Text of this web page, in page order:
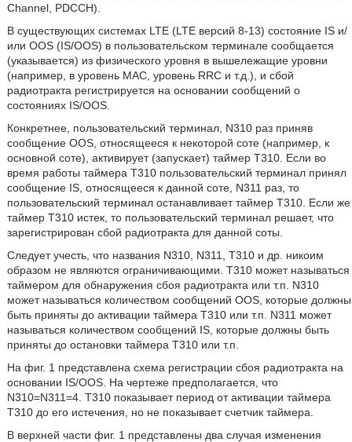
Channel, PDCCH).
В существующих системах LTE (LTE версий 8-13) состояние IS и/
или OOS (IS/OOS) в пользовательском терминале сообщается
(указывается) из физического уровня в вышележащие уровни
(например, в уровень MAC, уровень RRC и т.д.), и сбой
радиотракта регистрируется на основании сообщений о
состояниях IS/OOS.
Конкретнее, пользовательский терминал, N310 раз приняв
сообщение OOS, относящееся к некоторой соте (например, к
основной соте), активирует (запускает) таймер Т310. Если во
время работы таймера Т310 пользовательский терминал принял
сообщение IS, относящееся к данной соте, N311 раз, то
пользовательский терминал останавливает таймер Т310. Если же
таймер Т310 истек, то пользовательский терминал решает, что
зарегистрирован сбой радиотракта для данной соты.
Следует учесть, что названия N310, N311, Т310 и др. никоим
образом не являются ограничивающими. Т310 может называться
таймером для обнаружения сбоя радиотракта или т.п. N310
может называться количеством сообщений OOS, которые должны
быть приняты до активации таймера Т310 или т.п. N311 может
называться количеством сообщений IS, которые должны быть
приняты до остановки таймера Т310 или т.п.
На фиг. 1 представлена схема регистрации сбоя радиотракта на
основании IS/OOS. На чертеже предполагается, что
N310=N311=4. Т310 показывает период от активации таймера
Т310 до его истечения, но не показывает счетчик таймера.
В верхней части фиг. 1 представлены два случая изменения